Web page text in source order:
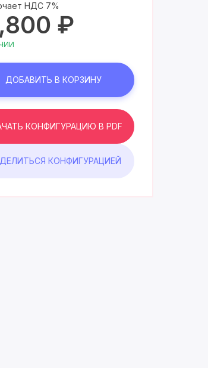
НДС 7%
₽
ДОБАВИТЬ В КОРЗИНУ
КОНФИГУРАЦИЮ В PDF
КОНФИГУРАЦИЕЙ